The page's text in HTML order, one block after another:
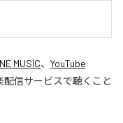
MUSIC、 YouTube
配信サービスで聴くこと